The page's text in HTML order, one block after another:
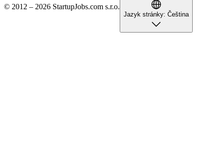
© 2012 – 2026 StartupJobs.com s.r.o.
Jazyk stránky: Čeština